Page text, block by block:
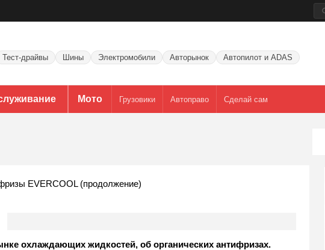
Тест-драйвы Шины Электромобили Авторынок Автопилот и ADAS
Мото Грузовики Автоправо Сделай сам
EVERCOOL (продолжение)
охлаждающих жидкостей, об органических антифризах.